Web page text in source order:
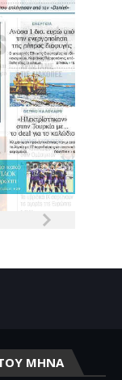
ΤΟΥ ΜΗΝΑ